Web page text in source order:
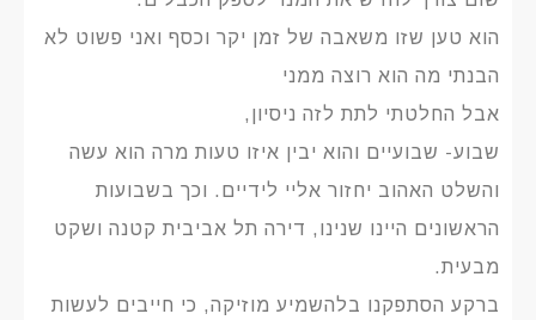
הוא טען שזו משאבה של זמן יקר וכסף ואני פשוט לא
הבנתי מה הוא רוצה ממני
אבל החלטתי לתת לזה ניסיון,
שבוע- שבועיים והוא יבין איזו טעות מרה הוא עשה
והשלט האהוב יחזור אליי לידיים. וכך בשבועות
הראשונים היינו שנינו, דירה תל אביבית קטנה ושקט
מבעית.
ברקע הסתפקנו בלהשמיע מוזיקה, כי חייבים לעשות